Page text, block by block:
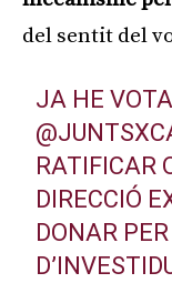
del sentit del
JA HE
RATIFICAR
DIRECCIÓ
DONAR